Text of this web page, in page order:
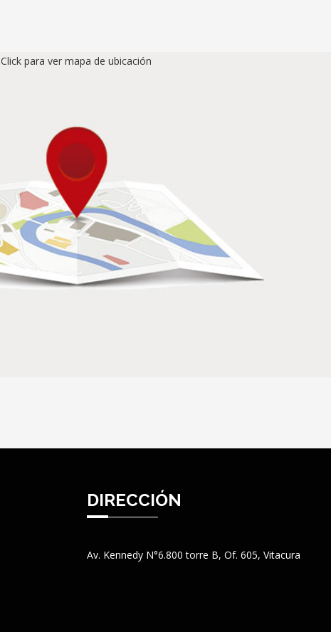
Click para ver mapa de ubicación
DIRECCIÓN
Av. Kennedy N°6.800 torre B, Of. 605, Vitacura